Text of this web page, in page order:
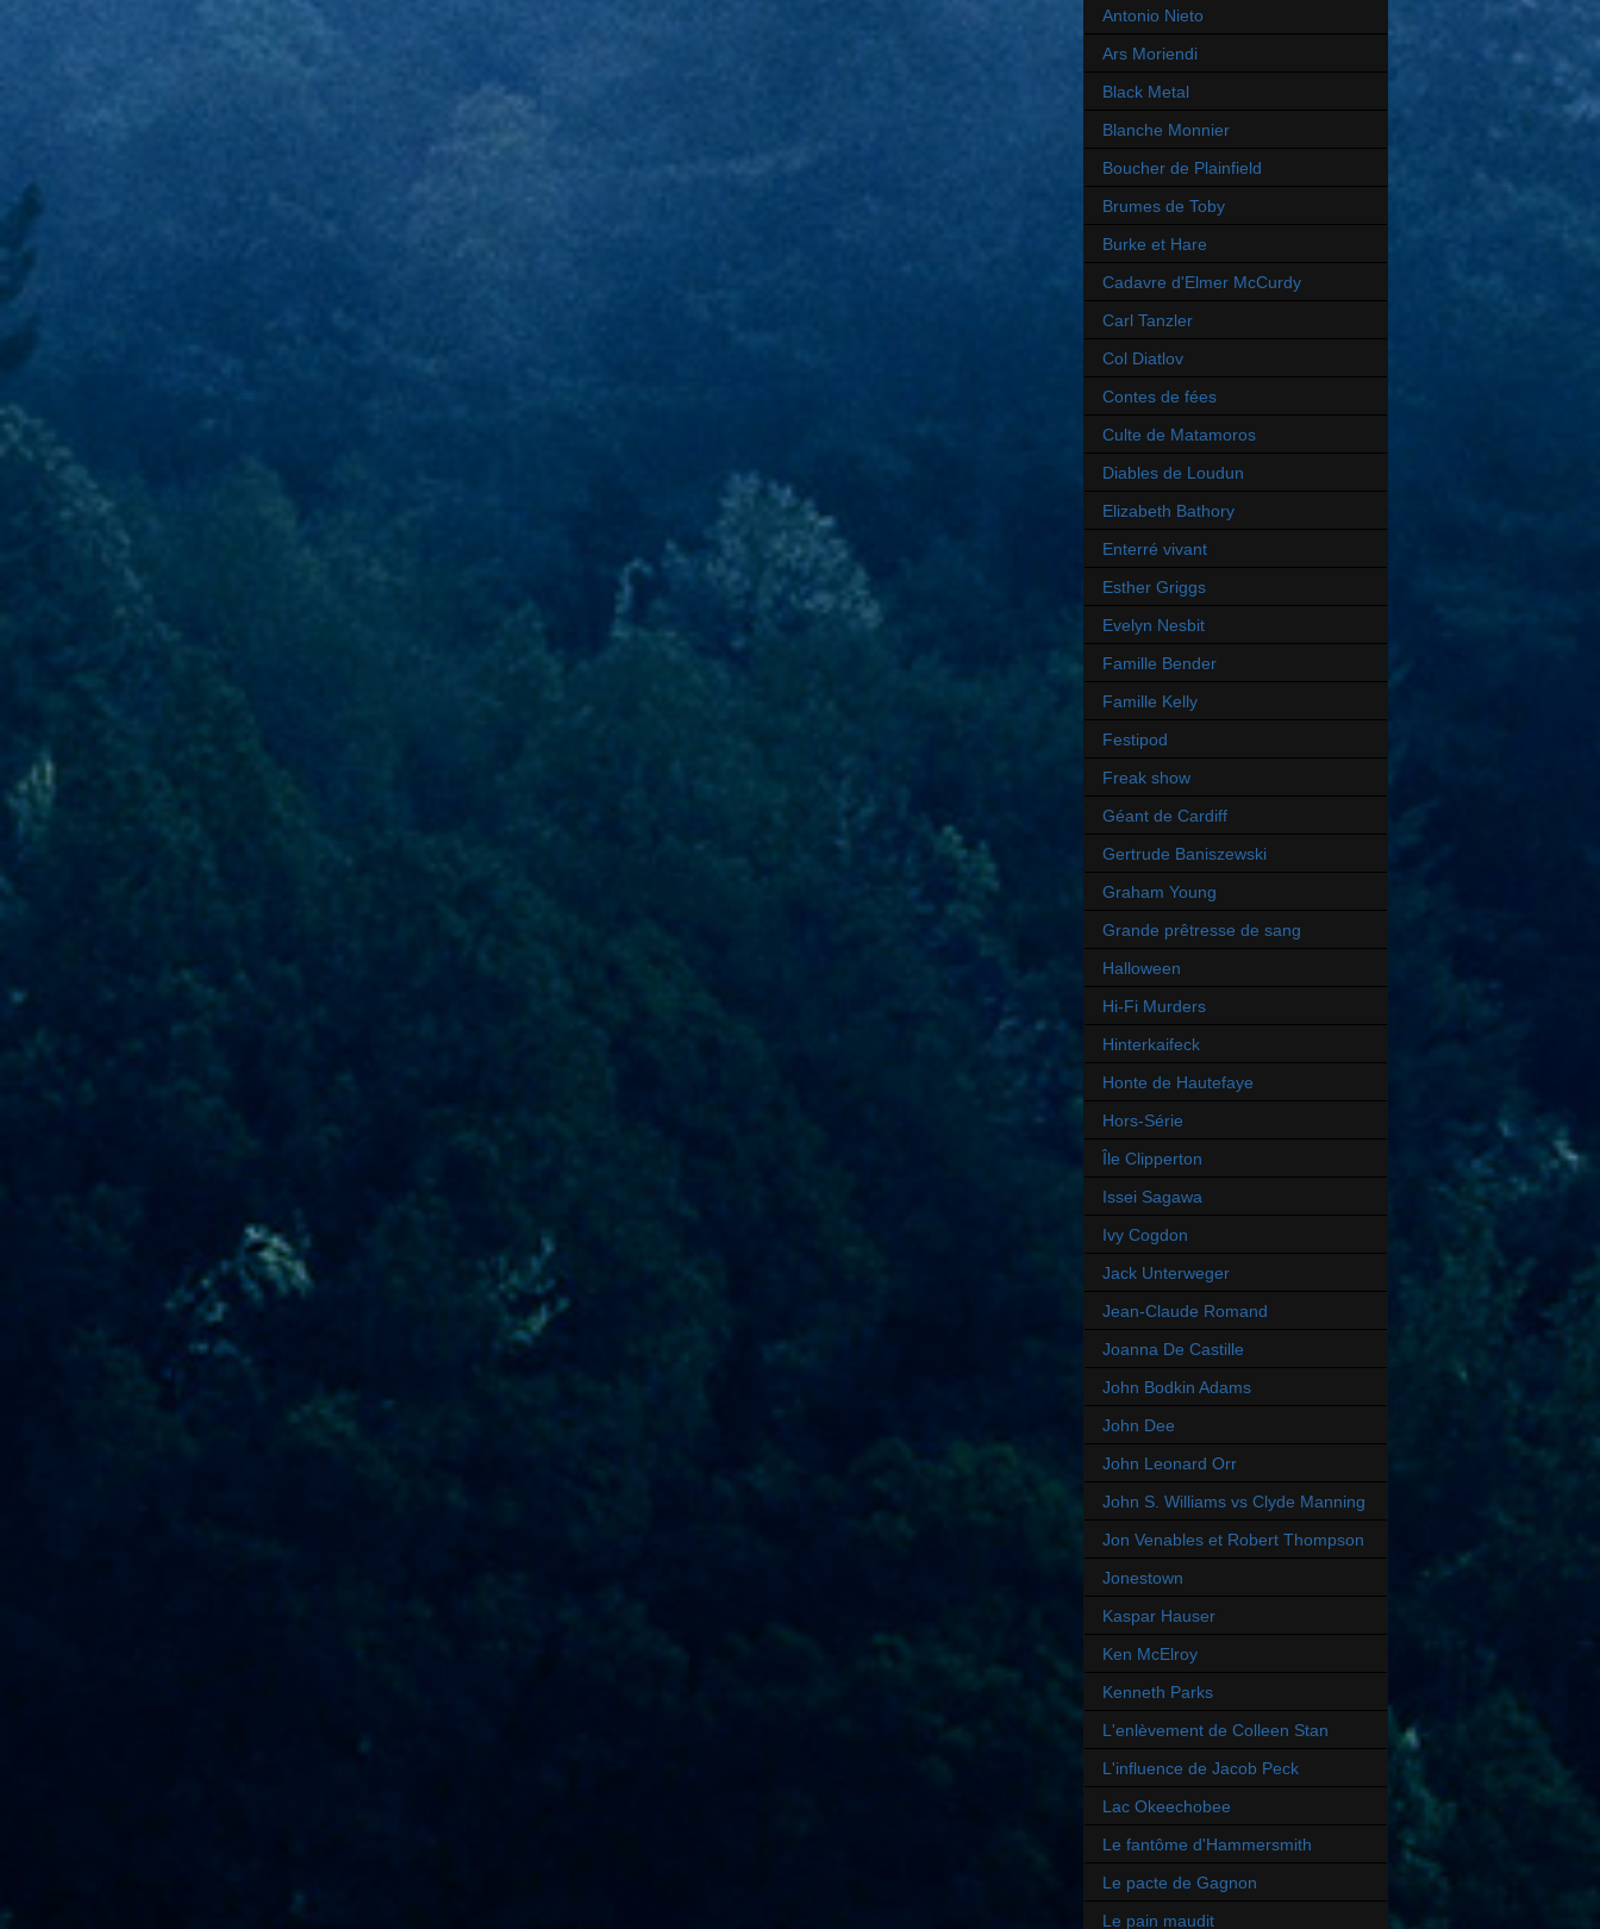
Antonio Nieto
Ars Moriendi
Black Metal
Blanche Monnier
Boucher de Plainfield
Brumes de Toby
Burke et Hare
Cadavre d'Elmer McCurdy
Carl Tanzler
Col Diatlov
Contes de fées
Culte de Matamoros
Diables de Loudun
Elizabeth Bathory
Enterré vivant
Esther Griggs
Evelyn Nesbit
Famille Bender
Famille Kelly
Festipod
Freak show
Géant de Cardiff
Gertrude Baniszewski
Graham Young
Grande prêtresse de sang
Halloween
Hi-Fi Murders
Hinterkaifeck
Honte de Hautefaye
Hors-Série
Île Clipperton
Issei Sagawa
Ivy Cogdon
Jack Unterweger
Jean-Claude Romand
Joanna De Castille
John Bodkin Adams
John Dee
John Leonard Orr
John S. Williams vs Clyde Manning
Jon Venables et Robert Thompson
Jonestown
Kaspar Hauser
Ken McElroy
Kenneth Parks
L'enlèvement de Colleen Stan
L'influence de Jacob Peck
Lac Okeechobee
Le fantôme d'Hammersmith
Le pacte de Gagnon
Le pain maudit